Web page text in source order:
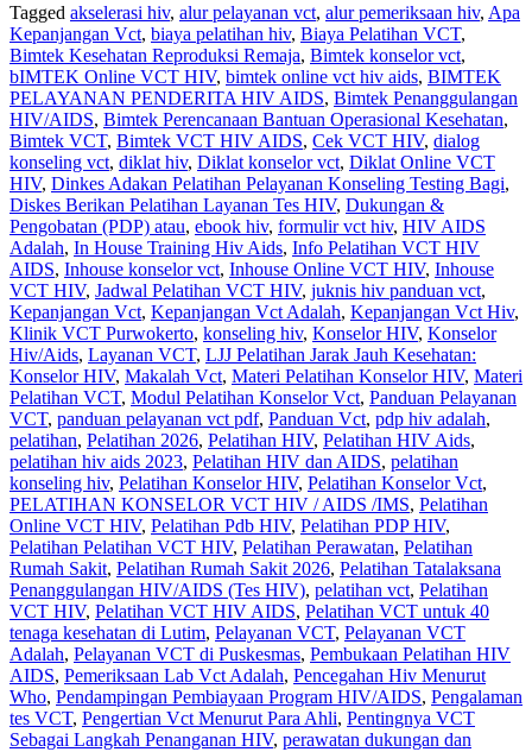
Tagged akselerasi hiv, alur pelayanan vct, alur pemeriksaan hiv, Apa
Kepanjangan Vct, biaya pelatihan hiv, Biaya Pelatihan VCT,
Bimtek Kesehatan Reproduksi Remaja, Bimtek konselor vct,
bIMTEK Online VCT HIV, bimtek online vct hiv aids, BIMTEK
PELAYANAN PENDERITA HIV AIDS, Bimtek Penanggulangan
HIV/AIDS, Bimtek Perencanaan Bantuan Operasional Kesehatan,
Bimtek VCT, Bimtek VCT HIV AIDS, Cek VCT HIV, dialog
konseling vct, diklat hiv, Diklat konselor vct, Diklat Online VCT
HIV, Dinkes Adakan Pelatihan Pelayanan Konseling Testing Bagi,
Diskes Berikan Pelatihan Layanan Tes HIV, Dukungan &
Pengobatan (PDP) atau, ebook hiv, formulir vct hiv, HIV AIDS
Adalah, In House Training Hiv Aids, Info Pelatihan VCT HIV
AIDS, Inhouse konselor vct, Inhouse Online VCT HIV, Inhouse
VCT HIV, Jadwal Pelatihan VCT HIV, juknis hiv panduan vct,
Kepanjangan Vct, Kepanjangan Vct Adalah, Kepanjangan Vct Hiv,
Klinik VCT Purwokerto, konseling hiv, Konselor HIV, Konselor
Hiv/Aids, Layanan VCT, LJJ Pelatihan Jarak Jauh Kesehatan:
Konselor HIV, Makalah Vct, Materi Pelatihan Konselor HIV, Materi
Pelatihan VCT, Modul Pelatihan Konselor Vct, Panduan Pelayanan
VCT, panduan pelayanan vct pdf, Panduan Vct, pdp hiv adalah,
pelatihan, Pelatihan 2026, Pelatihan HIV, Pelatihan HIV Aids,
pelatihan hiv aids 2023, Pelatihan HIV dan AIDS, pelatihan
konseling hiv, Pelatihan Konselor HIV, Pelatihan Konselor Vct,
PELATIHAN KONSELOR VCT HIV / AIDS /IMS, Pelatihan
Online VCT HIV, Pelatihan Pdb HIV, Pelatihan PDP HIV,
Pelatihan Pelatihan VCT HIV, Pelatihan Perawatan, Pelatihan
Rumah Sakit‎, Pelatihan Rumah Sakit 2026, Pelatihan Tatalaksana
Penanggulangan HIV/AIDS (Tes HIV), pelatihan vct, Pelatihan
VCT HIV, Pelatihan VCT HIV AIDS, Pelatihan VCT untuk 40
tenaga kesehatan di Lutim, Pelayanan VCT, Pelayanan VCT
Adalah, Pelayanan VCT di Puskesmas, Pembukaan Pelatihan HIV
AIDS, Pemeriksaan Lab Vct Adalah, Pencegahan Hiv Menurut
Who, Pendampingan Pembiayaan Program HIV/AIDS, Pengalaman
tes VCT, Pengertian Vct Menurut Para Ahli, Pentingnya VCT
Sebagai Langkah Penanganan HIV, perawatan dukungan dan